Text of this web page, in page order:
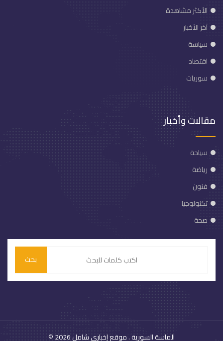
الأكثر مشاهدة
آخر الأخبار
سياسة
اقتصاد
سوريات
مقالات وأخبار
سياحة
رياضة
فنون
تكنولوجيا
صحة
بحث
© 2026 الماسة السورية. موقع إخباري شامل